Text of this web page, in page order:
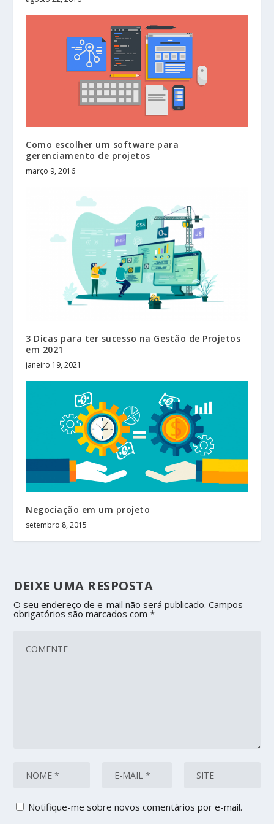
Como escolher um software para
gerenciamento de projetos
março 9, 2016
3 Dicas para ter sucesso na Gestão de Projetos
em 2021
janeiro 19, 2021
Negociação em um projeto
setembro 8, 2015
DEIXE UMA RESPOSTA
O seu endereço de e-mail não será publicado. Campos
obrigatórios são marcados com*
Notifique-me sobre novos comentários por e-mail.